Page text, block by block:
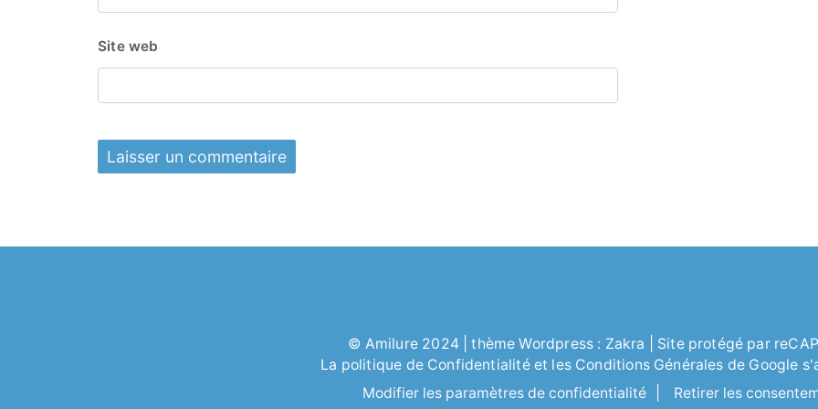
Site web
© Amilure 2024 | thème Wordpress : Zakra | Site protégé par
La politique de Confidentialitéet les Conditions Générales de Google
Modifier les paramètres de confidentialité
Retirer les